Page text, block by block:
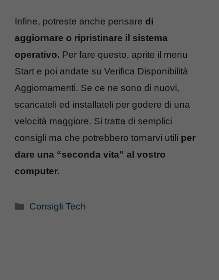
Infine, potreste anche pensare di
aggiornare o ripristinare il sistema
operativo. Per fare questo, aprite il menu
Start e poi andate su Verifica Disponibilità
Aggiornamenti. Se ce ne sono di nuovi,
scaricateli ed installateli per godere di una
velocità maggiore. Si tratta di semplici
consigli ma che potrebbero tornarvi utili per
dare una “seconda vita” al vostro
computer.
Categorie
Consigli Tech